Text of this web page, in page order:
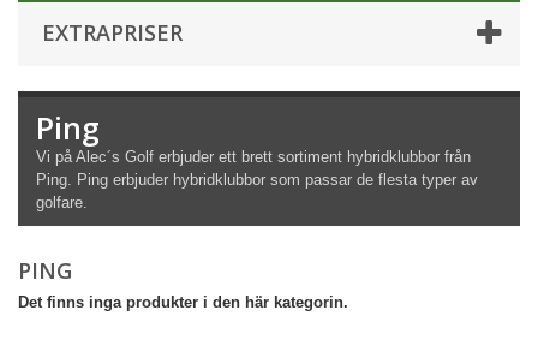
EXTRAPRISER
Ping
Vi på Alec´s Golf erbjuder ett brett sortiment hybridklubbor från
Ping. Ping erbjuder hybridklubbor som passar de flesta typer av
golfare.
PING
Det finns inga produkter i den här kategorin.